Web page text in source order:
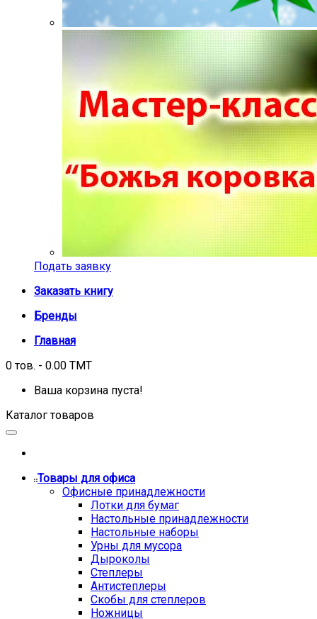
Подать заявку
Заказать книгу
Бренды
Главная
0 тов. - 0.00 TMT
Ваша корзина пуста!
Каталог товаров
Товары для офиса
Офисные принадлежности
Лотки для бумаг
Настольные принадлежности
Настольные наборы
Урны для мусора
Дыроколы
Степлеры
Антистеплеры
Скобы для степлеров
Ножницы